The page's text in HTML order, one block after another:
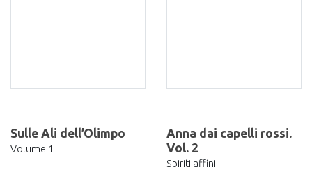
Sulle Ali dell’Olimpo
Volume 1
Anna dai capelli rossi.
Vol. 2
Spiriti affini